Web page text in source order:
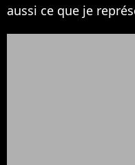
aussi ce que je